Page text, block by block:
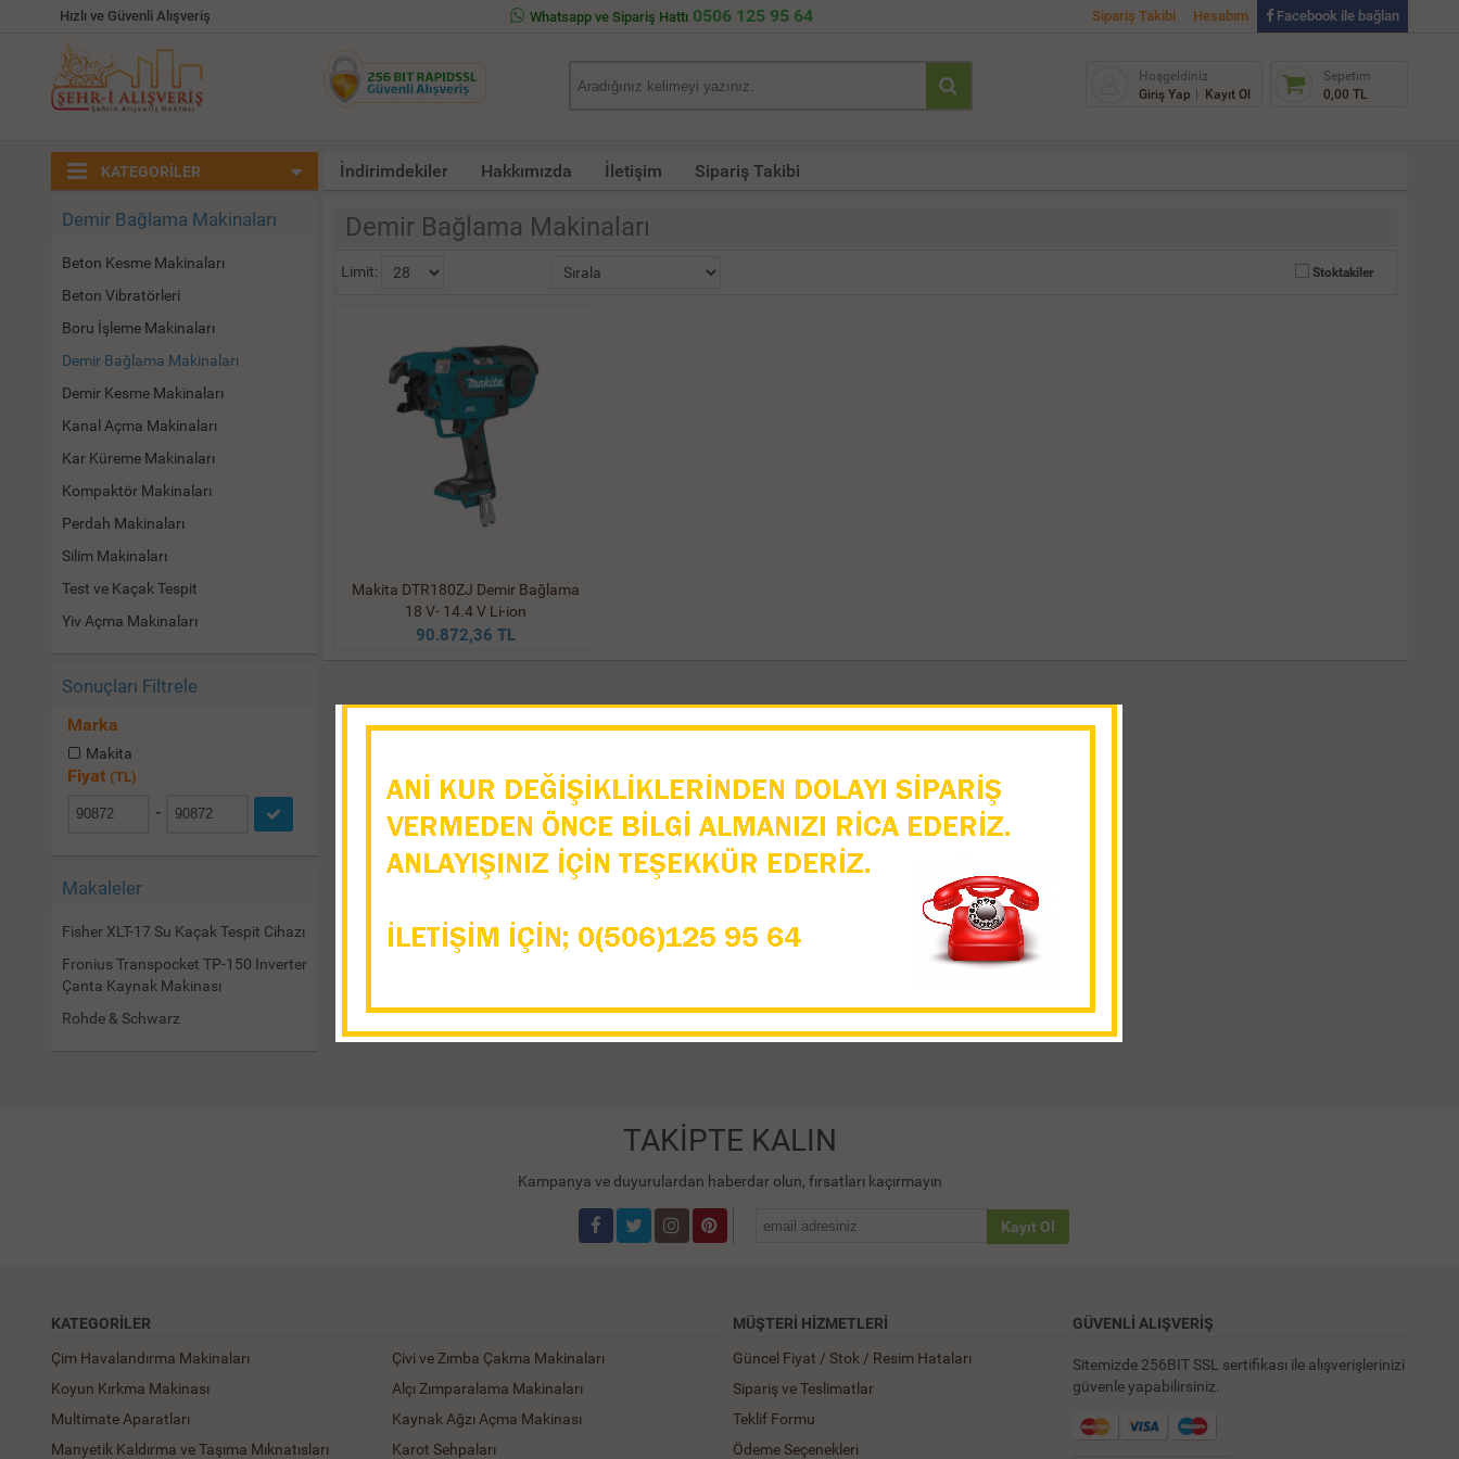
Hızlı ve Güvenli Alışveriş Whatsapp ve Sipariş Hattı 0506 125 95 64 Sipariş Takibi Hesabım Facebook ile bağlan
Sepetim
0,00 TL
Hoşgeldiniz
Giriş Yap
Kayıt Ol
KATEGORİLER İndirimdekiler Hakkımızda İletişim Sipariş Takibi
Demir Bağlama Makinaları
Beton Kesme Makinaları
Beton Vibratörleri
Boru İşleme Makinaları
Demir Bağlama Makinaları
Demir Kesme Makinaları
Kanal Açma Makinaları
Kar Küreme Makinaları
Kompaktör Makinaları
Perdah Makinaları
Silim Makinaları
Test ve Kaçak Tespit
Yiv Açma Makinaları
Sonuçları Filtrele
Marka
Makita
Fiyat (TL)
-
Makaleler
Fisher XLT-17 Su Kaçak Tespit Cihazı
Fronius Transpocket TP-150 Inverter
Çanta Kaynak Makinası
Rohde & Schwarz
Demir Bağlama Makinaları
Limit: Stoktakiler
Makita DTR180ZJ Demir Bağlama
18 V- 14.4 V Li-ion
90.872,36 TL
TAKİPTE KALIN
Kampanya ve duyurulardan haberdar olun, fırsatları kaçırmayın
Kayıt Ol
KATEGORILER
Çim Havalandırma Makinaları
Çivi ve Zımba Çakma Makinaları
Koyun Kırkma Makinası
Alçı Zımparalama Makinaları
Multimate Aparatları
Kaynak Ağzı Açma Makinası
Manyetik Kaldırma ve Taşıma Mıknatısları
Karot Sehpaları
MÜŞTERI HIZMETLERI
Güncel Fiyat / Stok / Resim Hataları
Sipariş ve Teslimatlar
Teklif Formu
Ödeme Seçenekleri
GÜVENLİ ALIŞVERİŞ
Sitemizde 256BIT SSL sertifikası ile alışverişlerinizi
güvenle yapabilirsiniz.